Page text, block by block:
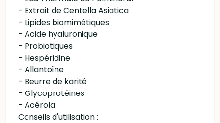
- Extrait de Centella Asiatica
- Lipides biomimétiques
- Acide hyaluronique
- Probiotiques
- Hespéridine
- Allantoïne
- Beurre de karité
- Glycoprotéines
- Acérola
Conseils d'utilisation :